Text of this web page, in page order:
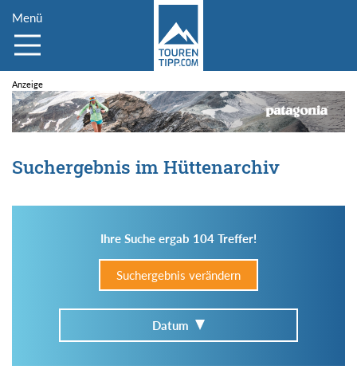
Menü
Suchergebnis im Hüttenarchiv
Ihre Suche ergab 104 Treffer!
Suchergebnis verändern
Datum